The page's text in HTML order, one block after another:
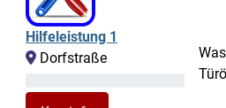
Hilfeleistung 1
Dorfstraße